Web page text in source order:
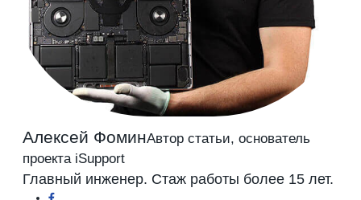
Алексей ФоминАвтор статьи, основатель
проекта iSupport
Главный инженер. Стаж работы более 15 лет.